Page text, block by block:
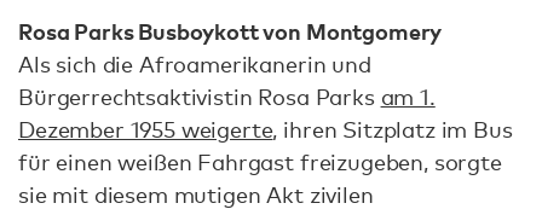
Rosa Parks Busboykott von Montgomery
Als sich die Afroamerikanerin und
Bürgerrechtsaktivistin Rosa Parks am 1.
Dezember 1955 weigerte, ihren Sitzplatz im Bus
für einen weißen Fahrgast freizugeben, sorgte
sie mit diesem mutigen Akt zivilen